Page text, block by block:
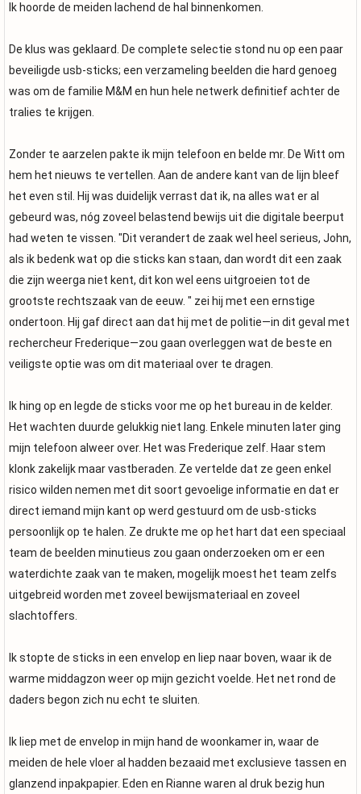
Ik hoorde de meiden lachend de hal binnenkomen.
De klus was geklaard. De complete selectie stond nu op een paar
beveiligde usb-sticks; een verzameling beelden die hard genoeg
was om de familie M&M en hun hele netwerk definitief achter de
tralies te krijgen.
Zonder te aarzelen pakte ik mijn telefoon en belde mr. De Witt om
hem het nieuws te vertellen. Aan de andere kant van de lijn bleef
het even stil. Hij was duidelijk verrast dat ik, na alles wat er al
gebeurd was, nóg zoveel belastend bewijs uit die digitale beerput
had weten te vissen. "Dit verandert de zaak wel heel serieus, John,
als ik bedenk wat op die sticks kan staan, dan wordt dit een zaak
die zijn weerga niet kent, dit kon wel eens uitgroeien tot de
grootste rechtszaak van de eeuw. " zei hij met een ernstige
ondertoon. Hij gaf direct aan dat hij met de politie—in dit geval met
rechercheur Frederique—zou gaan overleggen wat de beste en
veiligste optie was om dit materiaal over te dragen.
Ik hing op en legde de sticks voor me op het bureau in de kelder.
Het wachten duurde gelukkig niet lang. Enkele minuten later ging
mijn telefoon alweer over. Het was Frederique zelf. Haar stem
klonk zakelijk maar vastberaden. Ze vertelde dat ze geen enkel
risico wilden nemen met dit soort gevoelige informatie en dat er
direct iemand mijn kant op werd gestuurd om de usb-sticks
persoonlijk op te halen. Ze drukte me op het hart dat een speciaal
team de beelden minutieus zou gaan onderzoeken om er een
waterdichte zaak van te maken, mogelijk moest het team zelfs
uitgebreid worden met zoveel bewijsmateriaal en zoveel
slachtoffers.
Ik stopte de sticks in een envelop en liep naar boven, waar ik de
warme middagzon weer op mijn gezicht voelde. Het net rond de
daders begon zich nu echt te sluiten.
Ik liep met de envelop in mijn hand de woonkamer in, waar de
meiden de hele vloer al hadden bezaaid met exclusieve tassen en
glanzend inpakpapier. Eden en Rianne waren al druk bezig hun